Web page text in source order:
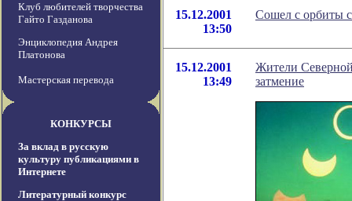
Клуб любителей творчества
Гайто Газданова
Энциклопедия Андрея
Платонова
Мастерская перевода
КОНКУРСЫ
За вклад в русскую
культуру публикациями в
Интернете
Литературный конкурс
15.12.2001
13:50
Сошел с орбиты
15.12.2001
13:49
Жители
затмение